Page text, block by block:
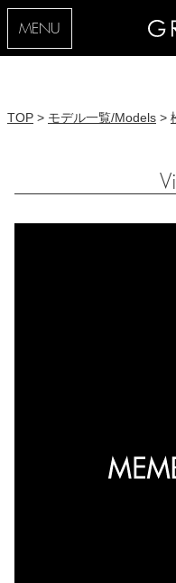
MENU
TOP > モデル一覧/Models >